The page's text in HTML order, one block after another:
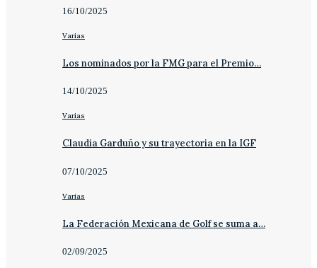
16/10/2025
Varias
Los nominados por la FMG para el Premio…
14/10/2025
Varias
Claudia Garduño y su trayectoria en la IGF
07/10/2025
Varias
La Federación Mexicana de Golf se suma a…
02/09/2025